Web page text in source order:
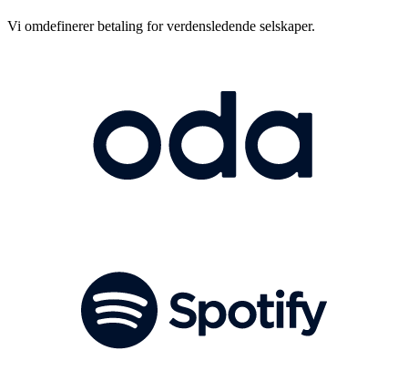
Vi omdefinerer betaling for verdensledende selskaper.